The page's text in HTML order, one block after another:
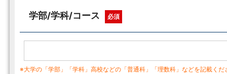
学部/学科/コース 必須
※大学の「学部」「学科」高校などの「普通科」「理数科」などを記載くだ